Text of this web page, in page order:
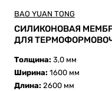
BAO YUAN TONG
СИЛИКОНОВАЯ
ДЛЯ
Толщина: 3,0 мм
Ширина: 1600 мм
Длина: 2600 мм